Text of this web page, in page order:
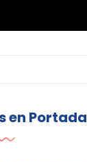
en Portada